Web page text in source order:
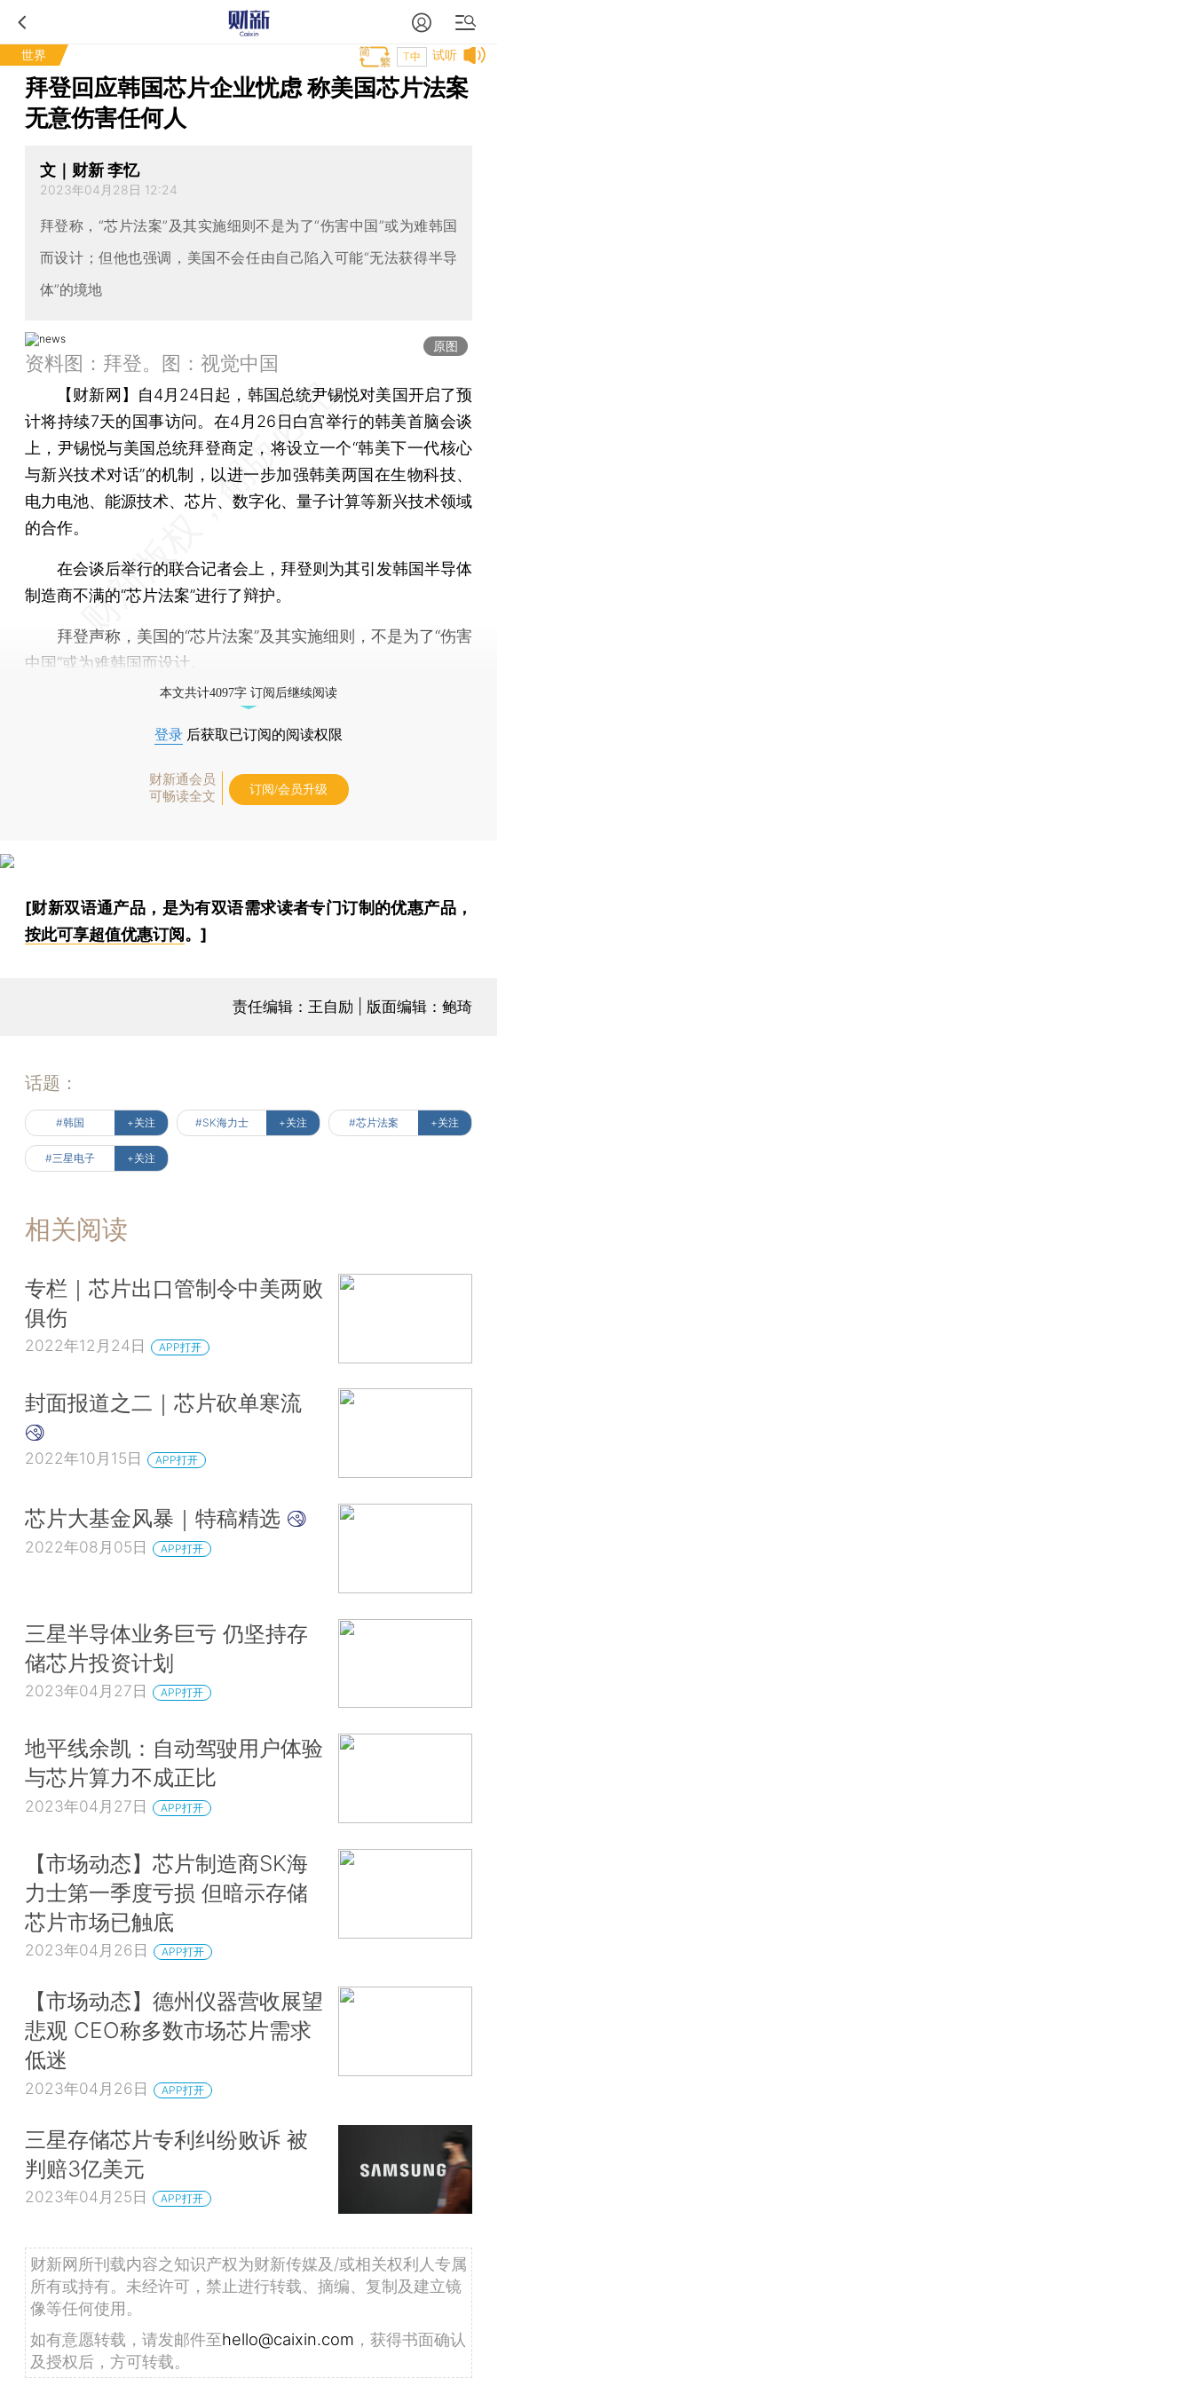
世界 试听
T中
拜登回应韩国芯片企业忧虑 称美国芯片法案
无意伤害任何人
文｜财新 李忆
2023年04月28日 12:24
拜登称，“芯片法案”及其实施细则不是为了“伤害中国”或为难韩国
而设计；但他也强调，美国不会任由自己陷入可能“无法获得半导
体”的境地
原图
资料图：拜登。图：视觉中国
【财新网】
自4月24日起，韩国总统尹锡悦对美国开启了预
计将持续7天的国事访问。在4月26日白宫举行的韩美首脑会谈
上，尹锡悦与美国总统拜登商定，将设立一个“韩美下一代核心
与新兴技术对话”的机制，以进一步加强韩美两国在生物科技、
电力电池、能源技术、芯片、数字化、量子计算等新兴技术领域
的合作。
在会谈后举行的联合记者会上，拜登则为其引发韩国半导体
制造商不满的“芯片法案”进行了辩护。
拜登声称，美国的“芯片法案”及其实施细则，不是为了“伤害
中国”或为难韩国而设计。
本文共计4097字 订阅后继续阅读
登录 后获取已订阅的阅读权限
财新通会员
可畅读全文
订阅/会员升级
[财新双语通产品，是为有双语需求读者专门订制的优惠产品，
按此可享超值优惠订阅。]
责任编辑：王自励 | 版面编辑：鲍琦
话题：
#韩国 +关注 #SK海力士 +关注 #芯片法案 +关注
#三星电子 +关注
相关阅读
专栏｜芯片出口管制令中美两败
俱伤
2022年12月24日 APP打开
封面报道之二｜芯片砍单寒流
2022年10月15日 APP打开
芯片大基金风暴｜特稿精选
2022年08月05日 APP打开
三星半导体业务巨亏 仍坚持存
储芯片投资计划
2023年04月27日 APP打开
地平线余凯：自动驾驶用户体验
与芯片算力不成正比
2023年04月27日 APP打开
【市场动态】芯片制造商SK海
力士第一季度亏损 但暗示存储
芯片市场已触底
2023年04月26日 APP打开
【市场动态】德州仪器营收展望
悲观 CEO称多数市场芯片需求
低迷
2023年04月26日 APP打开
三星存储芯片专利纠纷败诉 被
判赔3亿美元
2023年04月25日 APP打开
财新网所刊载内容之知识产权为财新传媒及/或相关权利人专属
所有或持有。未经许可，禁止进行转载、摘编、复制及建立镜
像等任何使用。
如有意愿转载，请发邮件至hello@caixin.com ，获得书面确认
及授权后，方可转载。